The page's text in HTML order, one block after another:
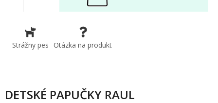
Strážny pes Otázka na produkt
DETSKÉ PAPUČKY RAUL